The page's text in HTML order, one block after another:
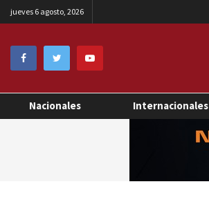
jueves 6 agosto, 2026
Nacionales Internacionales